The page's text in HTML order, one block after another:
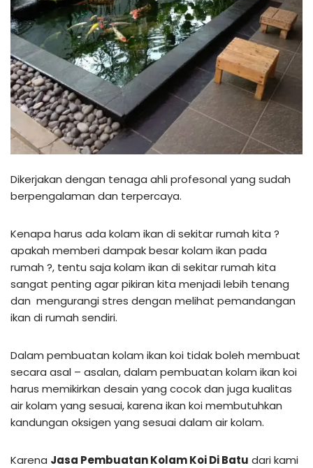
Dikerjakan dengan tenaga ahli profesonal yang sudah
berpengalaman dan terpercaya.
Kenapa harus ada kolam ikan di sekitar rumah kita ?
apakah memberi dampak besar kolam ikan pada
rumah ?, tentu saja kolam ikan di sekitar rumah kita
sangat penting agar pikiran kita menjadi lebih tenang
dan mengurangi stres dengan melihat pemandangan
ikan di rumah sendiri.
Dalam pembuatan kolam ikan koi tidak boleh membuat
secara asal – asalan, dalam pembuatan kolam ikan koi
harus memikirkan desain yang cocok dan juga kualitas
air kolam yang sesuai, karena ikan koi membutuhkan
kandungan oksigen yang sesuai dalam air kolam.
Karena Jasa Pembuatan Kolam Koi Di Batu dari kami